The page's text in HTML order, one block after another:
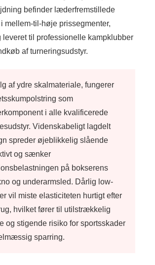
befinder læderfremstillede
mellem-til-høje prissegmenter,
leveret til professionelle kampklubber
af turneringsudstyr.
af ydre skalmateriale, fungerer
som
i alle kvalificerede
Videnskabeligt lagdelt
spreder øjeblikkelig slående
og sænker
på bokserens
og underarmsled. Dårlig low-
vil miste elasticiteten hurtigt efter
hvilket fører til utilstrækkelig
og stigende risiko for sportsskader
sparring.